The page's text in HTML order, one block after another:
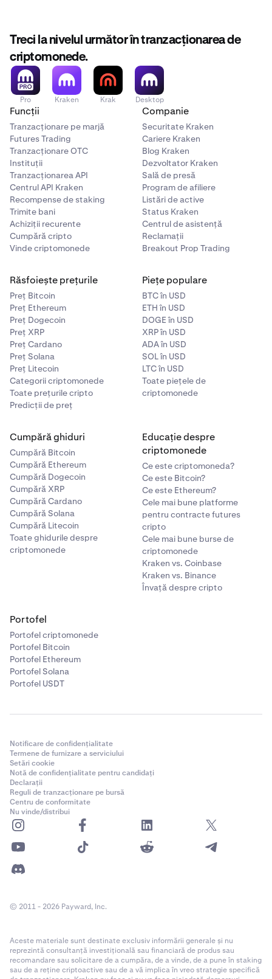
Treci la nivelul următor în tranzacționarea de
criptomonede.
Pro Kraken Krak Desktop
Funcții
Tranzacționare pe marjă
Futures Trading
Tranzacționare OTC
Instituții
Tranzacționarea API
Centrul API Kraken
Recompense de staking
Trimite bani
Achiziții recurente
Cumpără cripto
Vinde criptomonede
Companie
Securitate Kraken
Cariere Kraken
Blog Kraken
Dezvoltator Kraken
Sală de presă
Program de afiliere
Listări de active
Status Kraken
Centrul de asistență
Reclamații
Breakout Prop Trading
Răsfoiește prețurile
Preț Bitcoin
Preț Ethereum
Preț Dogecoin
Preț XRP
Preț Cardano
Preț Solana
Preț Litecoin
Categorii criptomonede
Toate prețurile cripto
Predicții de preț
Piețe populare
BTC în USD
ETH în USD
DOGE în USD
XRP în USD
ADA în USD
SOL în USD
LTC în USD
Toate piețele de
criptomonede
Cumpără ghiduri
Cumpără Bitcoin
Cumpără Ethereum
Cumpără Dogecoin
Cumpără XRP
Cumpără Cardano
Cumpără Solana
Cumpără Litecoin
Toate ghidurile despre
criptomonede
Educație despre
criptomonede
Ce este criptomoneda?
Ce este Bitcoin?
Ce este Ethereum?
Cele mai bune platforme
pentru contracte futures
cripto
Cele mai bune burse de
criptomonede
Kraken vs. Coinbase
Kraken vs. Binance
Învață despre cripto
Portofel
Portofel criptomonede
Portofel Bitcoin
Portofel Ethereum
Portofel Solana
Portofel USDT
Notificare de confidențialitate
Termene de furnizare a serviciului
Setări cookie
Notă de confidențialitate pentru candidați
Declarații
Reguli de tranzacționare pe bursă
Centru de conformitate
Nu vinde/distribui
© 2011 - 2026 Payward, Inc.
Aceste materiale sunt destinate exclusiv informării generale și nu
reprezintă consultanță investițională sau financiară de produs sau
recomandare sau solicitare de a cumpăra, de a vinde, de a pune în staking
sau de a reține criptoactive sau de a vă implica în vreo strategie specifică